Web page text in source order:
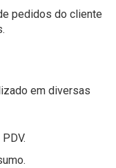
pedidos do cliente
em diversas